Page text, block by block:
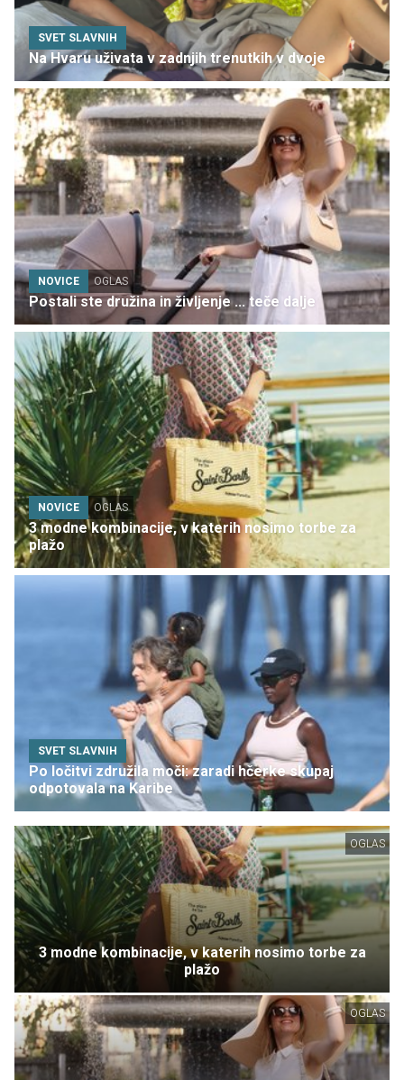
SVET SLAVNIH
Na Hvaru uživata v zadnjih trenutkih v dvoje
NOVICE OGLAS
Postali ste družina in življenje ... teče dalje
NOVICE OGLAS
3 modne kombinacije, v katerih nosimo torbe za
plažo
SVET SLAVNIH
Po ločitvi združila moči: zaradi hčerke skupaj
odpotovala na Karibe
OGLAS
3 modne kombinacije, v katerih nosimo torbe za
plažo
OGLAS